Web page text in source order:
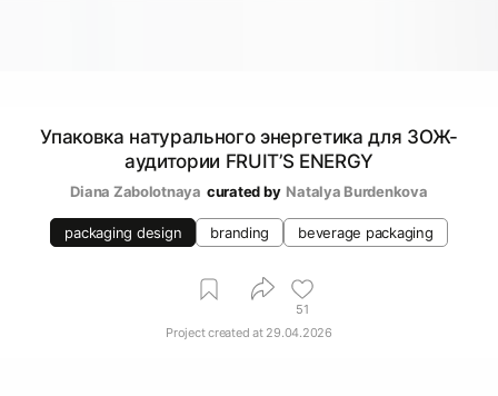
Упаковка натурального энергетика для ЗОЖ-
аудитории FRUIT’S ENERGY
Diana Zabolotnaya curated by Natalya Burdenkova
packaging design branding beverage packaging
51
Project created at 29.04.2026